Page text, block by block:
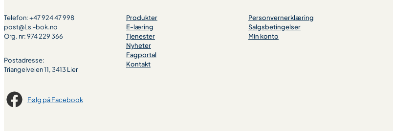
Telefon: +47 924 47 998
post@Lsi-bok.no
Org. nr: 974 229 366
Postadresse:
Triangelveien 11, 3413 Lier
Følg på Facebook
Produkter
E-læring
Tjenester
Nyheter
Fagportal
Kontakt
Personvernerklæring
Salgsbetingelser
Min konto